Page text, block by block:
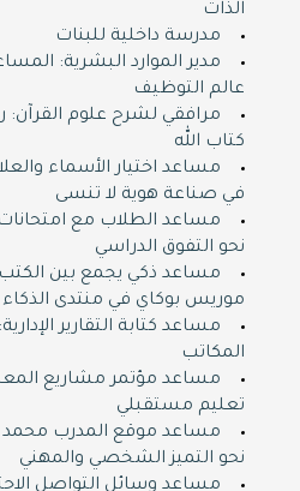
الذات
مدرسة داخلية للبنات
مدير الموارد البشرية:
عالم التوظيف
مرافقي لشرح علوم
كتاب الله
مساعد اختيار الأسماء
في صناعة هوية لا تنسى
مساعد الطلاب مع
نحو التفوق الدراسي
مساعد ذكي يجمع بين
موريس بوكاي في منتدى
مساعد كتابة التقارير
المكاتب
مساعد مؤتمر مشاريع
تعليم مستقبلي
مساعد موقع المدرب محمد
نحو التميز الشخصي والمهني
مساعد وسائل التواصل